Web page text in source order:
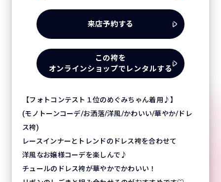
来店予約する
この袴を
オンラインショップでレンタルする
【フォトコンテスト１位のめぐみちゃん着用♪】
(モノトーンコーデ/お洒落/洋風/かわいい/華やか/ドレ
ス袴)
レースインナーとトレンドのドレス袴を合わせて
洋風なお嬢様コーデを楽しんで♪
チュールのドレス袴が華やかでかわいい！